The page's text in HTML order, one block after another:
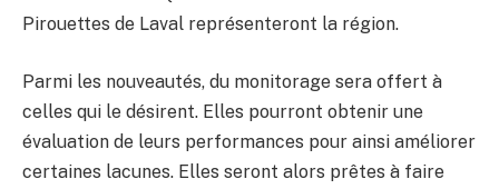
Pirouettes de Laval représenteront la région.
Parmi les nouveautés, du monitorage sera offert à
celles qui le désirent. Elles pourront obtenir une
évaluation de leurs performances pour ainsi améliorer
certaines lacunes. Elles seront alors prêtes à faire